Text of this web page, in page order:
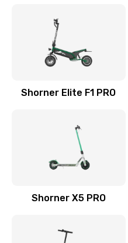
Shorner Elite F1 PRO
Shorner X5 PRO